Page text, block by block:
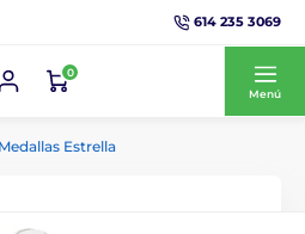
614 235 3069
0
Menú
Estrella